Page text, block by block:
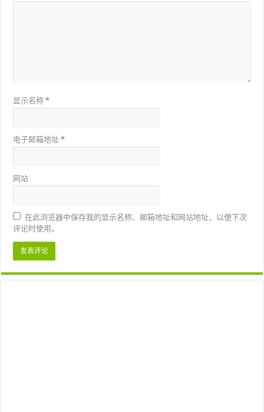
显示名称*
电子邮箱地址*
网站
在此浏览器中保存我的显示名称、邮箱地址和网站地址，以便下次
评论时使用。